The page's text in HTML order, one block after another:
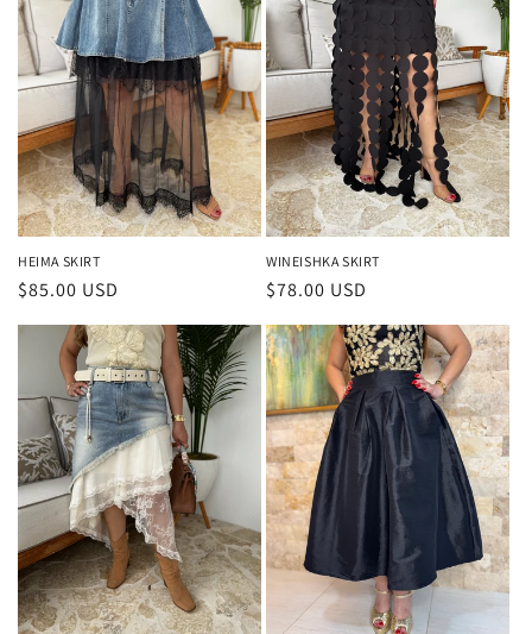
HEIMA SKIRT
Precio
habitual
$85.00 USD
WINEISHKA SKIRT
Precio
habitual
$78.00 USD